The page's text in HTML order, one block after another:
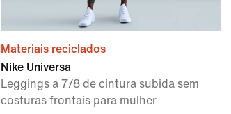
Materiais reciclados
Nike Universa
Leggings a 7/8 de cintura subida sem
costuras frontais para mulher